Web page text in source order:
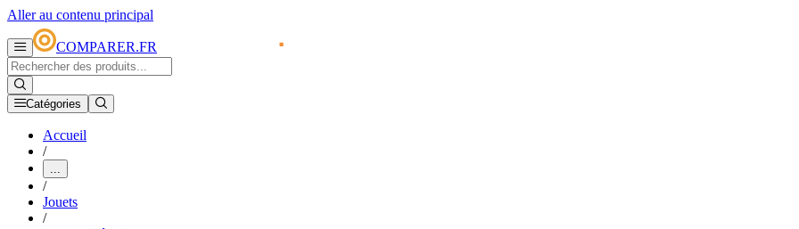
Aller au contenu principal
COMPARER.FR
Catégories
Accueil
/
...
/
Jouets
/